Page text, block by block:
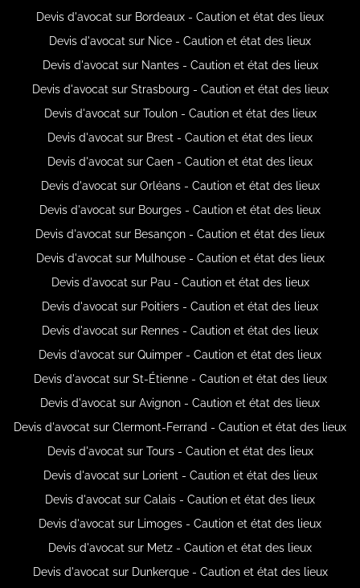
Devis d'avocat sur Bordeaux - Caution et état des lieux
Devis d'avocat sur Nice - Caution et état des lieux
Devis d'avocat sur Nantes - Caution et état des lieux
Devis d'avocat sur Strasbourg - Caution et état des lieux
Devis d'avocat sur Toulon - Caution et état des lieux
Devis d'avocat sur Brest - Caution et état des lieux
Devis d'avocat sur Caen - Caution et état des lieux
Devis d'avocat sur Orléans - Caution et état des lieux
Devis d'avocat sur Bourges - Caution et état des lieux
Devis d'avocat sur Besançon - Caution et état des lieux
Devis d'avocat sur Mulhouse - Caution et état des lieux
Devis d'avocat sur Pau - Caution et état des lieux
Devis d'avocat sur Poitiers - Caution et état des lieux
Devis d'avocat sur Rennes - Caution et état des lieux
Devis d'avocat sur Quimper - Caution et état des lieux
Devis d'avocat sur St-Étienne - Caution et état des lieux
Devis d'avocat sur Avignon - Caution et état des lieux
Devis d'avocat sur Clermont-Ferrand - Caution et état des lieux
Devis d'avocat sur Tours - Caution et état des lieux
Devis d'avocat sur Lorient - Caution et état des lieux
Devis d'avocat sur Calais - Caution et état des lieux
Devis d'avocat sur Limoges - Caution et état des lieux
Devis d'avocat sur Metz - Caution et état des lieux
Devis d'avocat sur Dunkerque - Caution et état des lieux